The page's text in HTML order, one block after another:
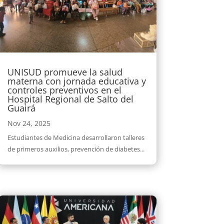
UNISUD promueve la salud
materna con jornada educativa y
controles preventivos en el
Hospital Regional de Salto del
Guairá
Nov 24, 2025
Estudiantes de Medicina desarrollaron talleres
de primeros auxilios, prevención de diabetes...